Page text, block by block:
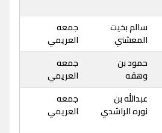
سالم بخيت
المعشني
جمعه
العريمي
حمود بن
وهقه
جمعه
العريمي
عبدالله بن
نوره الراشدي
جمعه
العريمي